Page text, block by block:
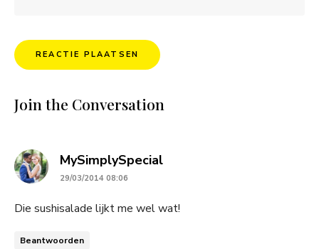
Join the Conversation
MySimplySpecialsays:
29/03/2014 08:06
Die sushisalade lijkt me wel wat!
Beantwoorden